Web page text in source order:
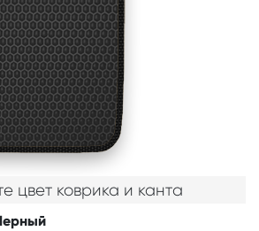
цвет коврика и канта